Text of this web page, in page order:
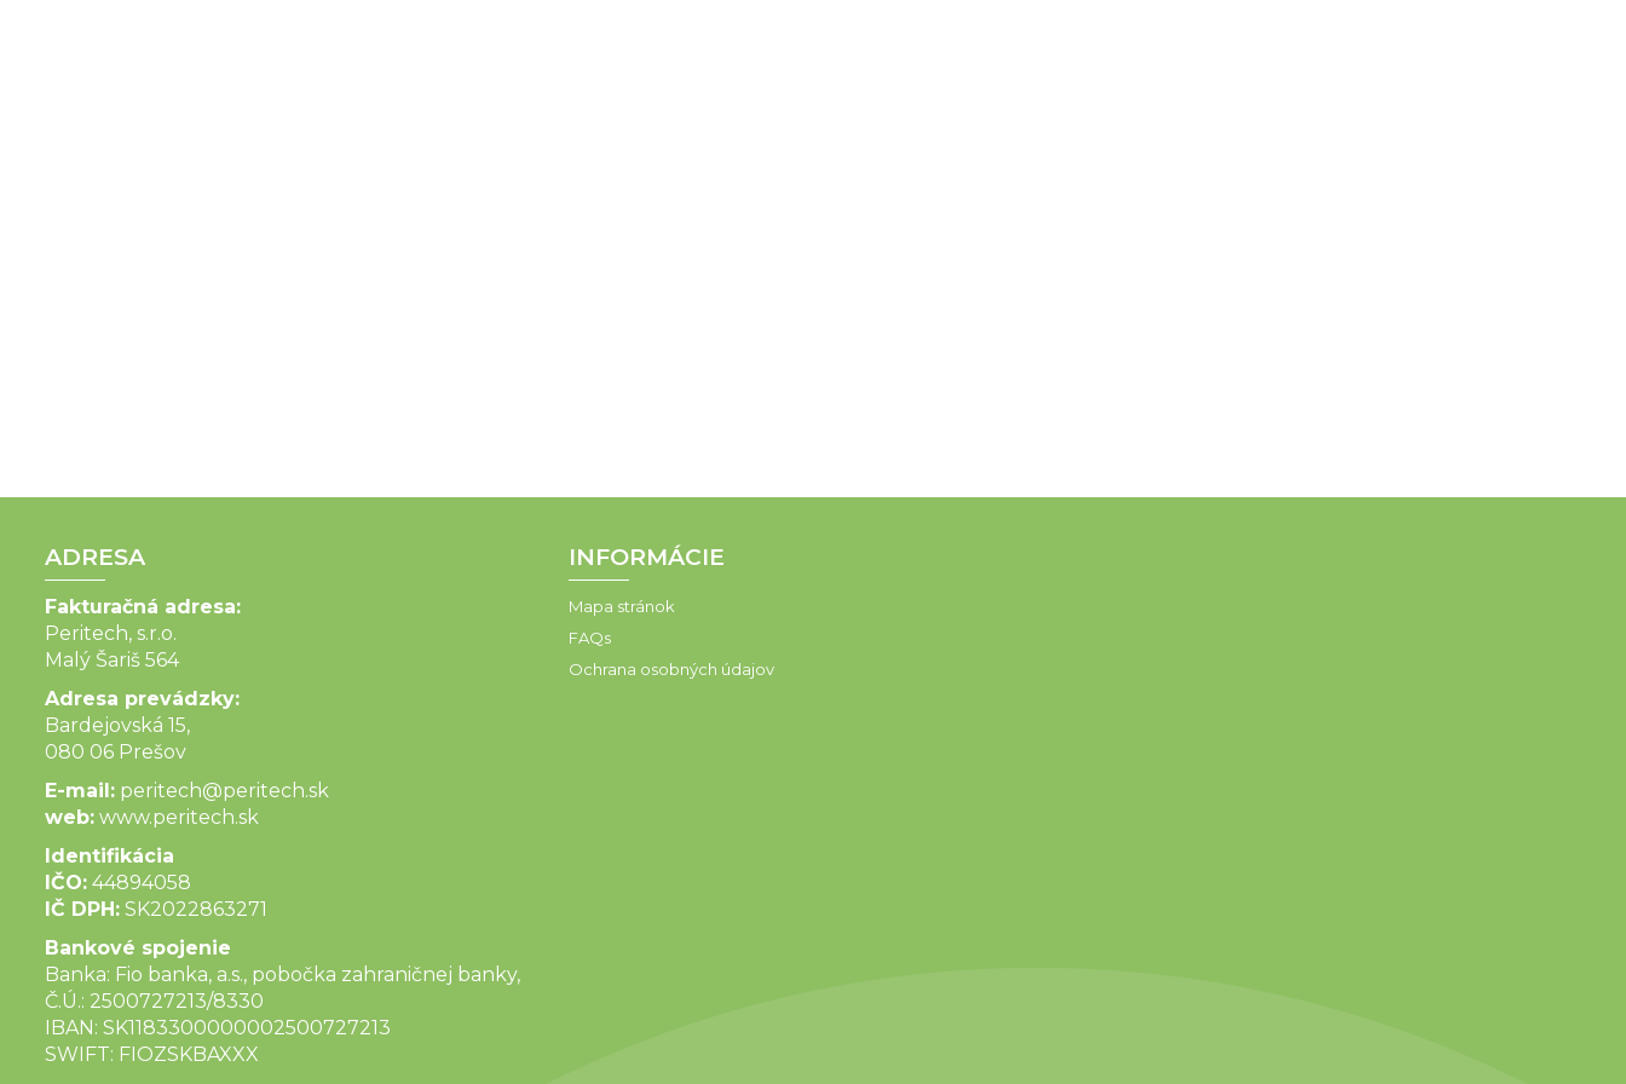
ADRESA
Fakturačná adresa:
Peritech, s.r.o.
Malý Šariš 564
Adresa prevádzky:
Bardejovská 15,
080 06 Prešov
E-mail: peritech@peritech.sk
web: www.peritech.sk
Identifikácia
IČO: 44894058
IČ DPH: SK2022863271
Bankové spojenie
Banka: Fio banka, a.s., pobočka zahraničnej banky,
Č.Ú.: 2500727213/8330
IBAN: SK1183300000002500727213
SWIFT: FIOZSKBAXXX
INFORMÁCIE
Mapa stránok
FAQs
Ochrana osobných údajov